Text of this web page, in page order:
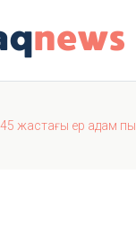
45 жастағы ер адам